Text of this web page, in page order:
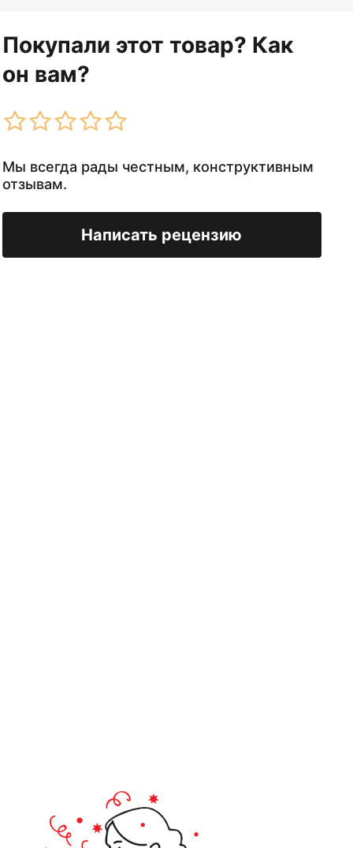
Покупали этот товар? Как
он вам?
Мы всегда рады честным, конструктивным
отзывам.
Написать рецензию